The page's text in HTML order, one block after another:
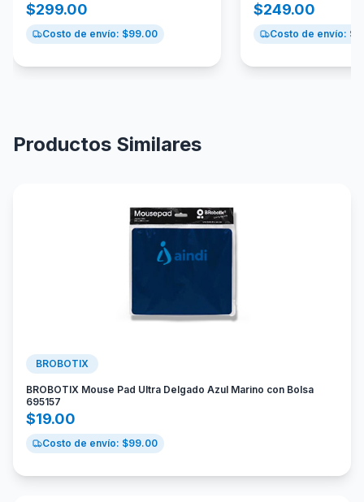
$299.00
Costo de envío: $99.00
$249.00
Costo de envío: $
Productos Similares
BROBOTIX
BROBOTIX Mouse Pad Ultra Delgado Azul Marino con Bolsa
695157
$19.00
Costo de envío: $99.00